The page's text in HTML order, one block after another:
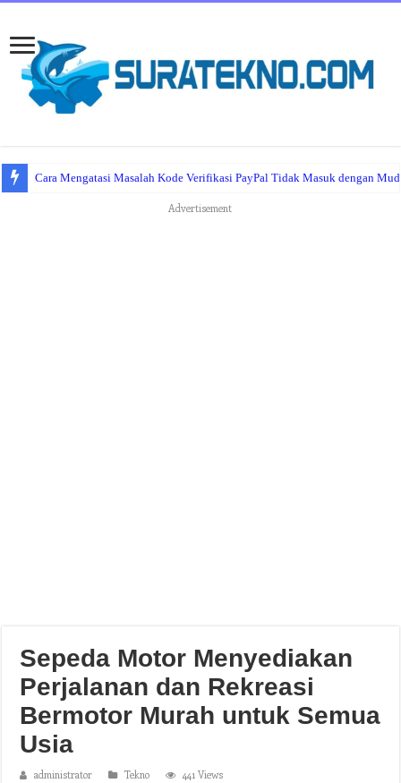
Cara Mengatasi Masalah Kode Verifikasi PayPal Tidak Masuk dengan
Advertisement
Sepeda Motor Menyediakan
Perjalanan dan Rekreasi
Bermotor Murah untuk Semua
Usia
administrator Tekno 441 Views